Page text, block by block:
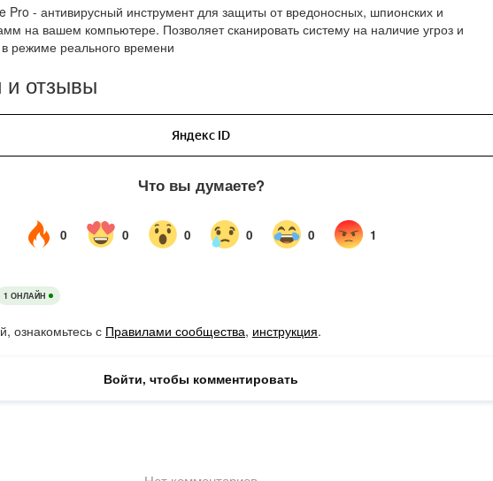
Pro - антивирусный инструмент для защиты от вредоносных, шпионских и
на вашем компьютере. Позволяет сканировать систему на наличие угроз и
в режиме реального времени
отзывы